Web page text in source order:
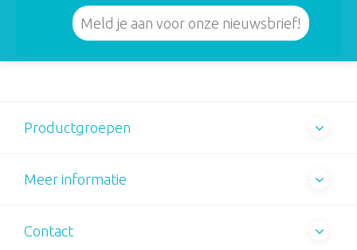
Meld je aan voor onze nieuwsbrief!
Productgroepen
Meer informatie
Contact